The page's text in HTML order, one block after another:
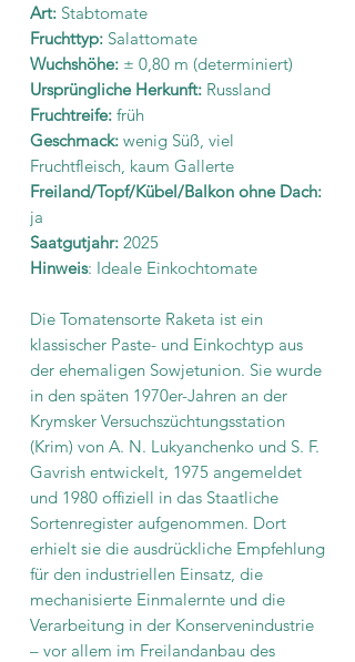
Art: Stabtomate
Fruchttyp: Salattomate
Wuchshöhe: ± 0,80 m (determiniert)
Ursprüngliche Herkunft: Russland
Fruchtreife: früh
Geschmack: wenig Süß, viel
Fruchtfleisch, kaum Gallerte
Freiland/Topf/Kübel/Balkon ohne Dach:
ja
Saatgutjahr: 2025
Hinweis: Ideale Einkochtomate
Die Tomatensorte Raketa ist ein
klassischer Paste- und Einkochtyp aus
der ehemaligen Sowjetunion. Sie wurde
in den späten 1970er-Jahren an der
Krymsker Versuchszüchtungsstation
(Krim) von A. N. Lukyanchenko und S. F.
Gavrish entwickelt, 1975 angemeldet
und 1980 offiziell in das Staatliche
Sortenregister aufgenommen. Dort
erhielt sie die ausdrückliche Empfehlung
für den industriellen Einsatz, die
mechanisierte Einmalernte und die
Verarbeitung in der Konservenindustrie
– vor allem im Freilandanbau des